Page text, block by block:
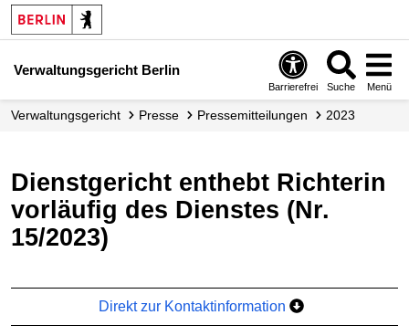
Verwaltungsgericht Berlin
Barrierefrei Suche Menü
Verwaltungs­gericht Presse Presse­mitteilungen 2023
Dienstgericht enthebt Richterin
vorläufig des Dienstes (Nr.
15/2023)
Direkt zur Kontaktinformation